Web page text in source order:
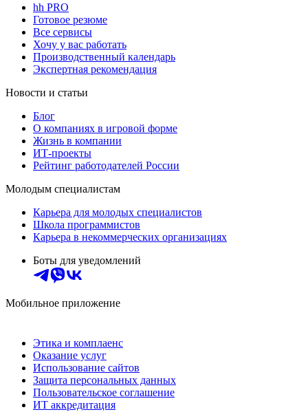
hh PRO
Готовое резюме
Все сервисы
Хочу у вас работать
Производственный календарь
Экспертная рекомендация
Новости и статьи
Блог
О компаниях в игровой форме
Жизнь в компании
ИТ-проекты
Рейтинг работодателей России
Молодым специалистам
Карьера для молодых специалистов
Школа программистов
Карьера в некоммерческих организациях
Боты для уведомлений
Мобильное приложение
Этика и комплаенс
Оказание услуг
Использование сайтов
Защита персональных данных
Пользовательское соглашение
ИТ аккредитация